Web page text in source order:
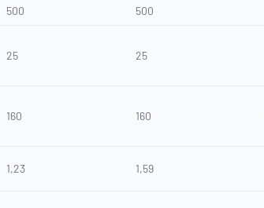
500 500
25 25
160 160
1,23 1,59